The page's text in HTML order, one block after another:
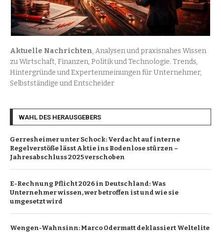
Aktuelle Nachrichten, Analysen und praxisnahes Wissen
zu Wirtschaft, Finanzen, Politik und Technologie. Trends,
Hintergründe und Expertenmeinungen für Unternehmer,
Selbstständige und Entscheider
WAHL DES HERAUSGEBERS
Gerresheimer unter Schock: Verdacht auf interne
Regelverstöße lässt Aktie ins Bodenlose stürzen –
Jahresabschluss 2025 verschoben
E-Rechnung Pflicht 2026 in Deutschland: Was
Unternehmer wissen, wer betroffen ist und wie sie
umgesetzt wird
Wengen-Wahnsinn: Marco Odermatt deklassiert Weltelite